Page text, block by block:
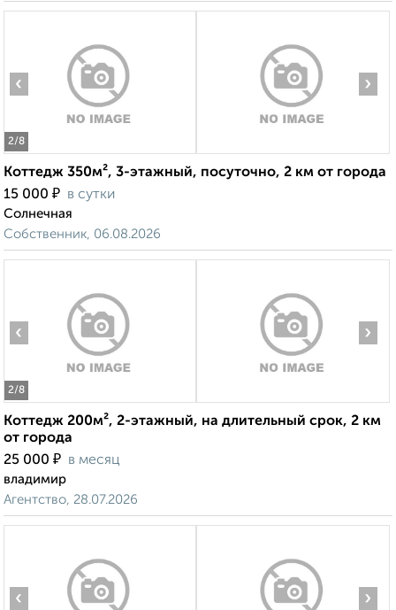
2/8
‹ ›
Коттедж 350м², 3-этажный, посуточно, 2 км от города
15 000 ₽ в сутки
Солнечная
Собственник, 06.08.2026
2/8
‹ ›
Коттедж 200м², 2-этажный, на длительный срок, 2 км
от города
25 000 ₽ в месяц
владимир
Агентство, 28.07.2026
‹ ›